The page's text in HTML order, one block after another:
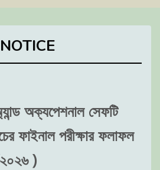
NOTICE
অক্যপেশনাল সেফটি
ফাইনাল পরীক্ষার ফলাফল
)